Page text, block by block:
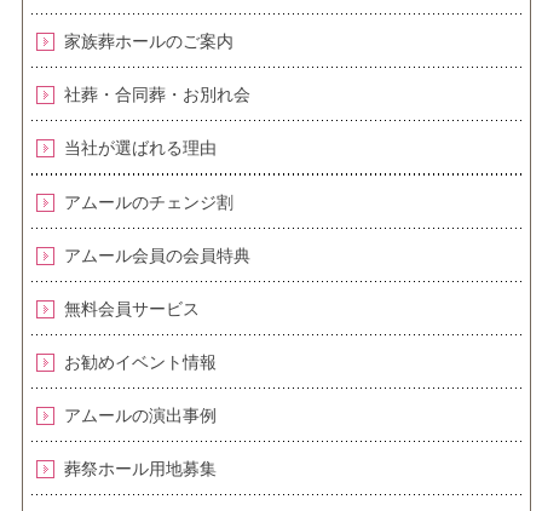
家族葬ホールのご案内
社葬・合同葬・お別れ会
当社が選ばれる理由
アムールのチェンジ割
アムール会員の会員特典
無料会員サービス
お勧めイベント情報
アムールの演出事例
葬祭ホール用地募集